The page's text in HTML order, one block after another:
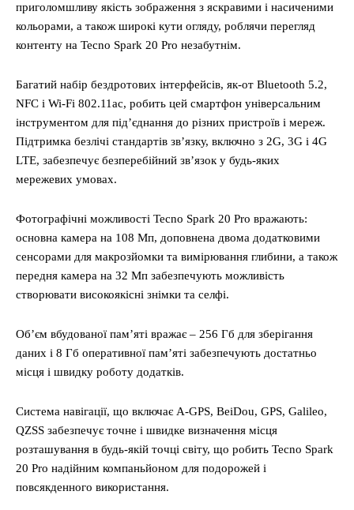
приголомшливу якість зображення з яскравими і насиченими
кольорами, а також широкі кути огляду, роблячи перегляд
контенту на Tecno Spark 20 Pro незабутнім.
Багатий набір бездротових інтерфейсів, як-от Bluetooth 5.2,
NFC і Wi-Fi 802.11ac, робить цей смартфон універсальним
інструментом для під’єднання до різних пристроїв і мереж.
Підтримка безлічі стандартів зв’язку, включно з 2G, 3G і 4G
LTE, забезпечує безперебійний зв’язок у будь-яких
мережевих умовах.
Фотографічні можливості Tecno Spark 20 Pro вражають:
основна камера на 108 Мп, доповнена двома додатковими
сенсорами для макрозйомки та вимірювання глибини, а також
передня камера на 32 Мп забезпечують можливість
створювати високоякісні знімки та селфі.
Об’єм вбудованої пам’яті вражає – 256 Гб для зберігання
даних і 8 Гб оперативної пам’яті забезпечують достатньо
місця і швидку роботу додатків.
Система навігації, що включає A-GPS, BeiDou, GPS, Galileo,
QZSS забезпечує точне і швидке визначення місця
розташування в будь-якій точці світу, що робить Tecno Spark
20 Pro надійним компаньйоном для подорожей і
повсякденного використання.